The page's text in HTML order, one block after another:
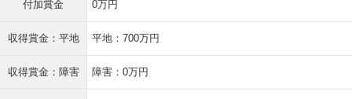
付加賞金 0万円
収得賞金：平地 平地：700万円
収得賞金：障害 障害：0万円